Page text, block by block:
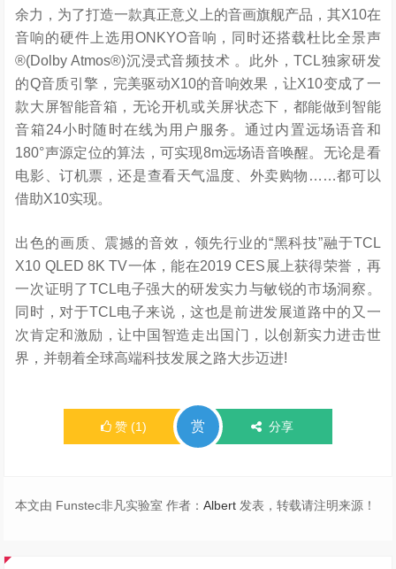
余力，为了打造一款真正意义上的音画旗舰产品，其X10在
音响的硬件上选用ONKYO音响，同时还搭载杜比全景声
®(Dolby Atmos®)沉浸式音频技术 。此外，TCL独家研发
的Q音质引擎，完美驱动X10的音响效果，让X10变成了一
款大屏智能音箱，无论开机或关屏状态下，都能做到智能
音箱24小时随时在线为用户服务。通过内置远场语音和
180°声源定位的算法，可实现8m远场语音唤醒。无论是看
电影、订机票，还是查看天气温度、外卖购物……都可以
借助X10实现。
出色的画质、震撼的音效，领先行业的“黑科技”融于TCL
X10 QLED 8K TV一体，能在2019 CES展上获得荣誉，再
一次证明了TCL电子强大的研发实力与敏锐的市场洞察。
同时，对于TCL电子来说，这也是前进发展道路中的又一
次肯定和激励，让中国智造走出国门，以创新实力进击世
界，并朝着全球高端科技发展之路大步迈进!
赞 (1) 赏 分享
本文由 Funstec非凡实验室 作者：Albert 发表，转载请注明来源！